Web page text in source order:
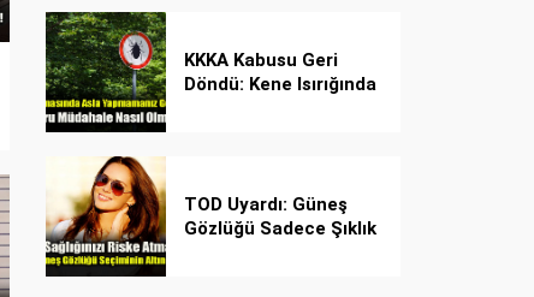
KKKA Kabusu Geri
Döndü: Kene Isırığında
TOD Uyardı: Güneş
Gözlüğü Sadece Şıklık